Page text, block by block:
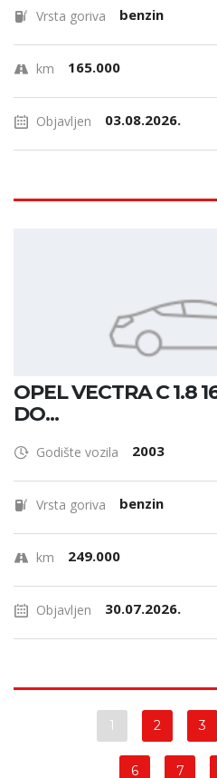
Vrsta goriva benzin
km 165.000
Objavljen 03.08.2026.
OPEL VECTRA C 1.8
DO...
Godište vozila 2003
Vrsta goriva benzin
km 249.000
Objavljen 30.07.2026.
1 2 3
6 7